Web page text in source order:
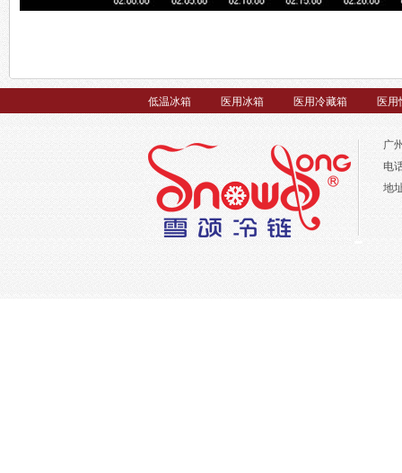
低温冰箱 医用冰箱 医用冷藏箱 医用
广
电
地